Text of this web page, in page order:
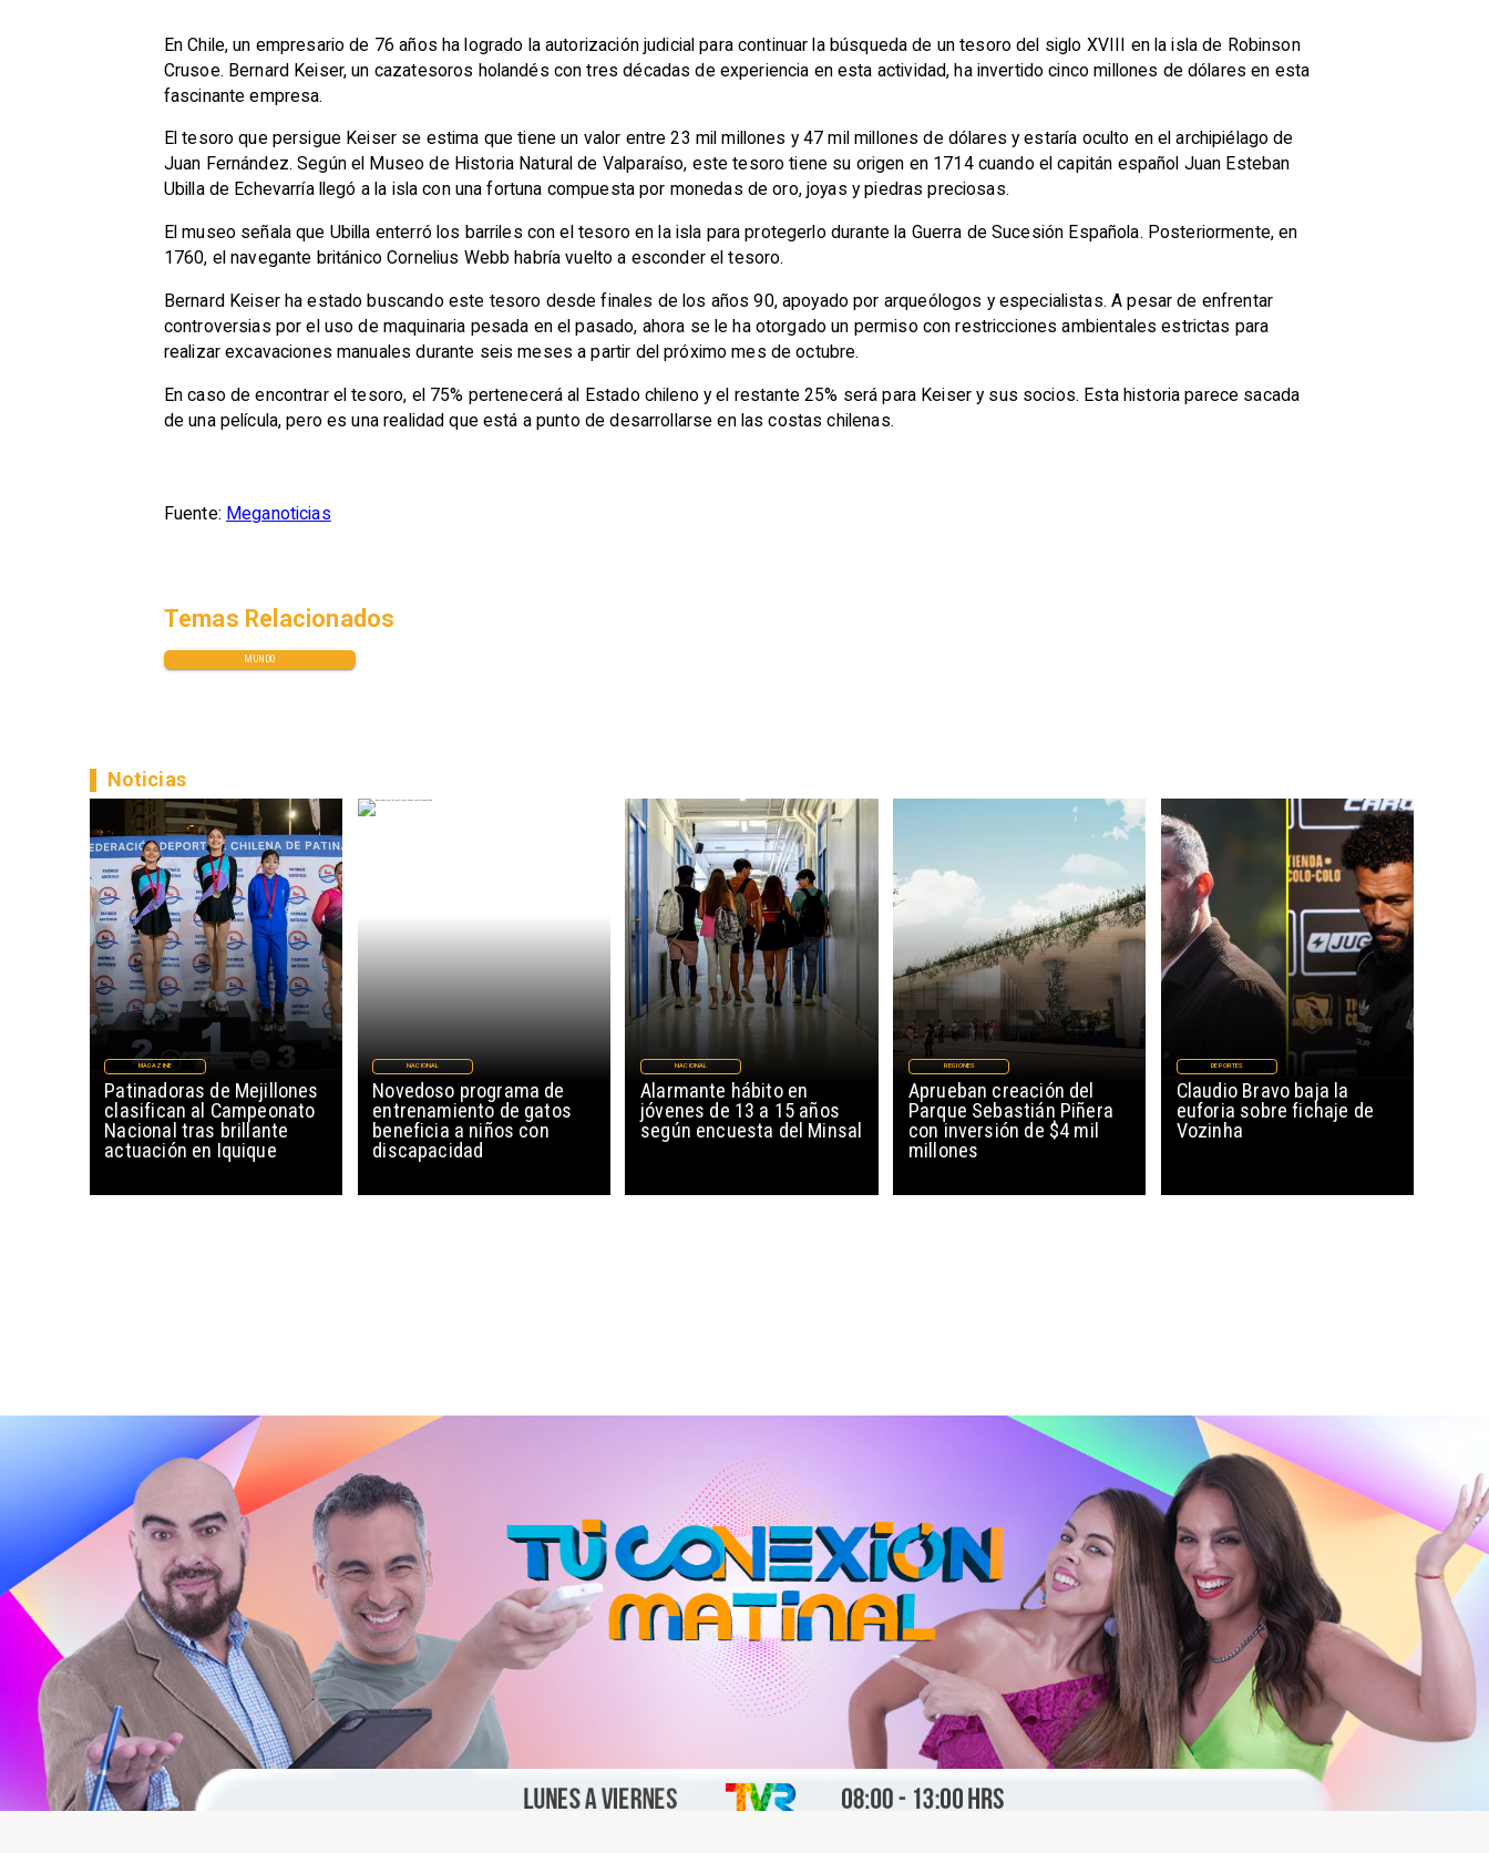
En Chile, un empresario de 76 años ha logrado la autorización judicial para continuar la búsqueda de un tesoro del siglo XVIII en la isla de Robinson
Crusoe. Bernard Keiser, un cazatesoros holandés con tres décadas de experiencia en esta actividad, ha invertido cinco millones de dólares en esta
fascinante empresa.
El tesoro que persigue Keiser se estima que tiene un valor entre 23 mil millones y 47 mil millones de dólares y estaría oculto en el archipiélago de
Juan Fernández. Según el Museo de Historia Natural de Valparaíso, este tesoro tiene su origen en 1714 cuando el capitán español Juan Esteban
Ubilla de Echevarría llegó a la isla con una fortuna compuesta por monedas de oro, joyas y piedras preciosas.
El museo señala que Ubilla enterró los barriles con el tesoro en la isla para protegerlo durante la Guerra de Sucesión Española. Posteriormente, en
1760, el navegante británico Cornelius Webb habría vuelto a esconder el tesoro.
Bernard Keiser ha estado buscando este tesoro desde finales de los años 90, apoyado por arqueólogos y especialistas. A pesar de enfrentar
controversias por el uso de maquinaria pesada en el pasado, ahora se le ha otorgado un permiso con restricciones ambientales estrictas para
realizar excavaciones manuales durante seis meses a partir del próximo mes de octubre.
En caso de encontrar el tesoro, el 75% pertenecerá al Estado chileno y el restante 25% será para Keiser y sus socios. Esta historia parece sacada
de una película, pero es una realidad que está a punto de desarrollarse en las costas chilenas.
Fuente: Meganoticias
MUNDO
Temas Relacionados
Patinadoras de Mejillones
clasifican al Campeonato
Nacional tras brillante
actuación en Iquique
MAGAZINE
Noticias
Novedoso programa de
entrenamiento de gatos
beneficia a niños con
discapacidad
NACIONAL
Alarmante hábito en
jóvenes de 13 a 15 años
según encuesta del Minsal
NACIONAL
Aprueban creación del
Parque Sebastián Piñera
con inversión de $4 mil
millones
REGIONES
Claudio Bravo baja la
euforia sobre fichaje de
Vozinha
DEPORTES